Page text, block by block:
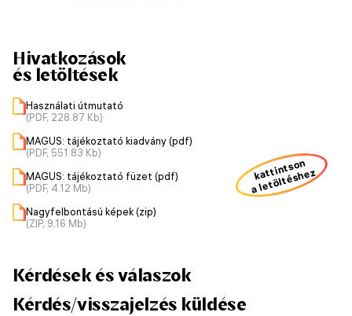
Hivatkozások
és letöltések
Használati útmutató
(PDF, 228.87 Kb)
MAGUS: tájékoztató kiadvány (pdf)
(PDF, 551.83 Kb)
MAGUS: tájékoztató füzet (pdf)
(PDF, 4.12 Mb)
Nagyfelbontású képek (zip)
(ZIP, 9.16 Mb)
kattintson
a letöltéshez
Kérdések és válaszok
Kérdés/visszajelzés küldése